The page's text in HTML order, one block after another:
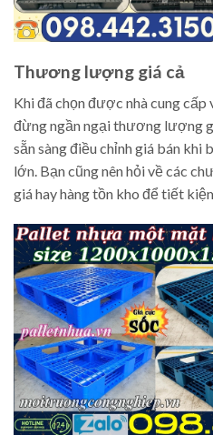
Thương lượng giá cả
Khi đã chọn được nhà cung cấp
đừng ngần ngại thương lượng
sẵn sàng điều chỉnh giá bán
lớn. Bạn cũng nên hỏi về các
giá hay hàng tồn kho để tiết